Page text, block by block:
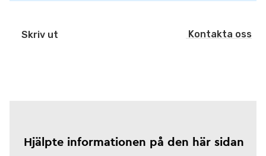
Skriv ut Kontakta oss
Hjälpte informationen på den här sidan